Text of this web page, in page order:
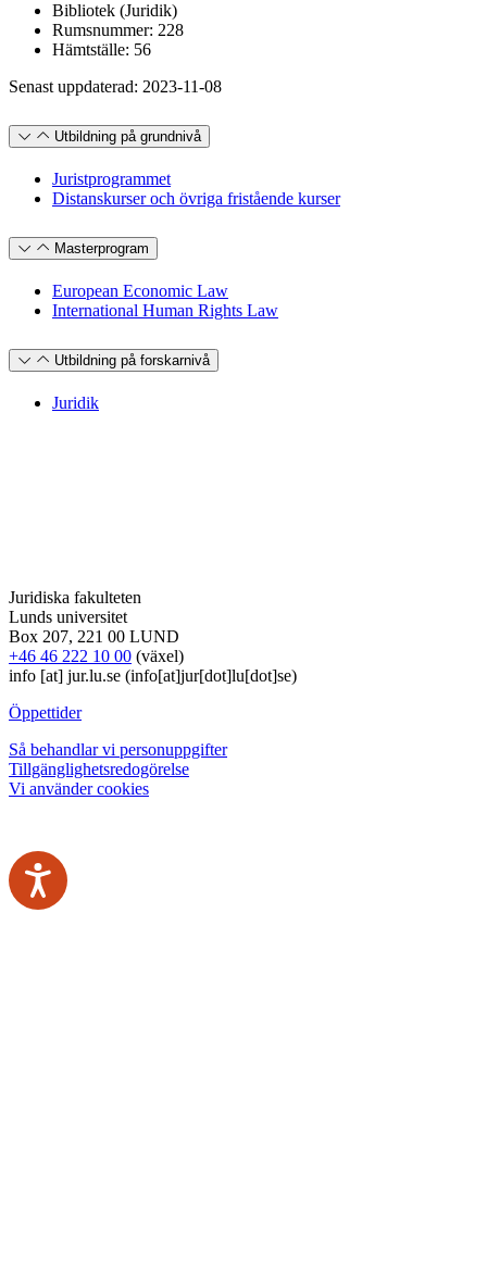
Bibliotek (Juridik)
Rumsnummer: 228
Hämtställe: 56
Senast uppdaterad: 2023-11-08
Utbildning på grundnivå
Juristprogrammet
Distanskurser och övriga fristående kurser
Masterprogram
European Economic Law
International Human Rights Law
Utbildning på forskarnivå
Juridik
Juridiska fakulteten
Lunds universitet
Box 207, 221 00 LUND
+46 46 222 10 00 (växel)
info [at] jur.lu.se (info[at]jur[dot]lu[dot]se)
Öppettider
Så behandlar vi personuppgifter
Tillgänglighetsredogörelse
Vi använder cookies